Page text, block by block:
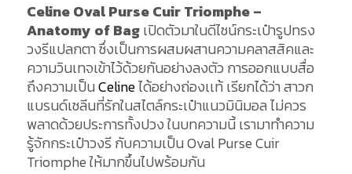
Celine Oval Purse Cuir Triomphe –
Anatomy of Bagเปิดตัวมาในดีไซน์กระเป๋ารูปทรง
วงรีแปลกตา ซึ่งเป็นการผสมผสานความคลาสสิคและ
ความวินเทจเข้าไว้ด้วยกันอย่างลงตัว การออกแบบสื่อ
ถึงความเป็นCelineได้อย่างถ่องเเท้ เรียกได้ว่า สาวก
แบรนด์เซลีนที่รักในสไตล์กระเป๋าแนวมินิมอล ไม่ควร
พลาดด้วยประการทั้งปวง ในบทความนี้ เรามาทำความ
รู้จักกระเป๋าวงรี กับความเป็น Oval Purse Cuir
Triomphe ให้มากขึ้นไปพร้อมกัน